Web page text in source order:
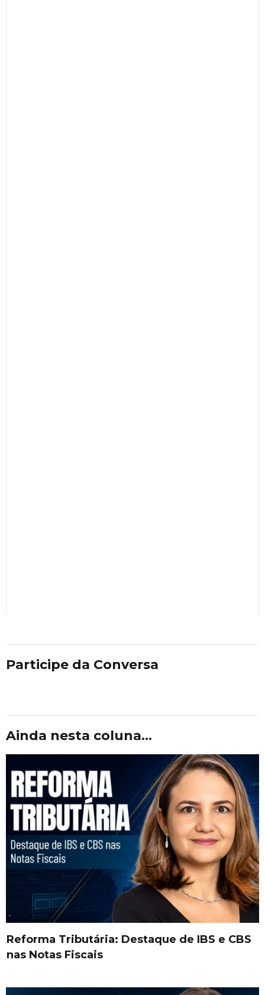
Participe da Conversa
Ainda nesta coluna...
Reforma Tributária: Destaque de IBS e CBS
nas Notas Fiscais